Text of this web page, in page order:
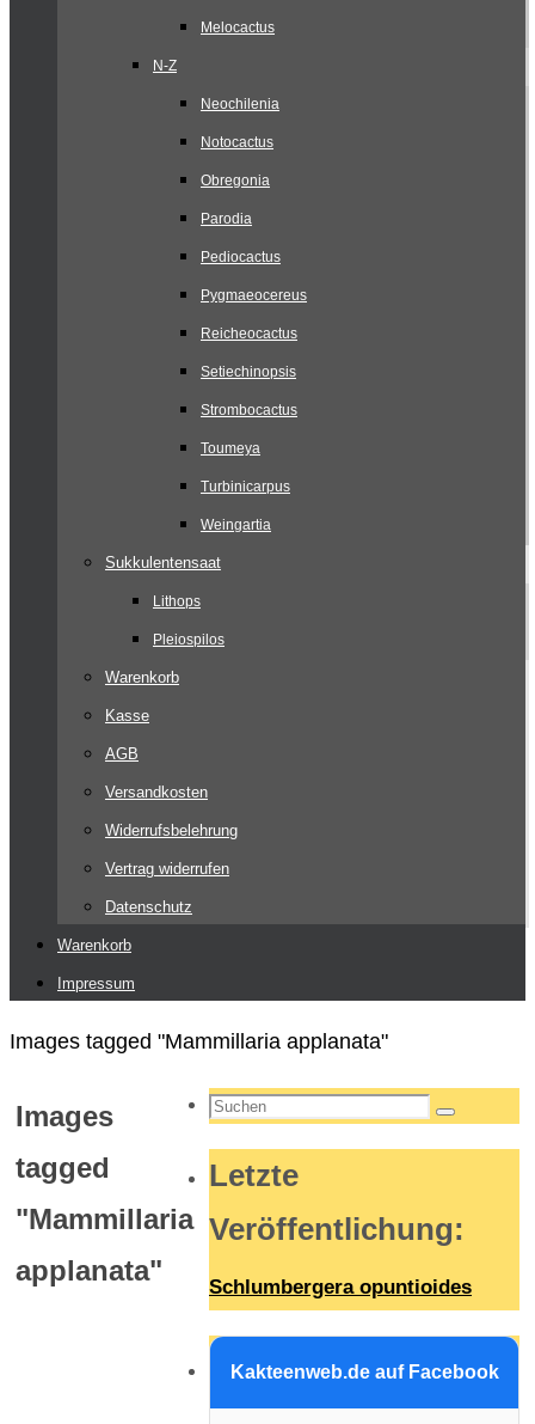
Melocactus
N-Z
Neochilenia
Notocactus
Obregonia
Parodia
Pediocactus
Pygmaeocereus
Reicheocactus
Setiechinopsis
Strombocactus
Toumeya
Turbinicarpus
Weingartia
Sukkulentensaat
Lithops
Pleiospilos
Warenkorb
Kasse
AGB
Versandkosten
Widerrufsbelehrung
Vertrag widerrufen
Datenschutz
Warenkorb
Impressum
Start
Images tagged "Mammillaria applanata"
Images
tagged
"Mammillaria
applanata"
Suchen
Suchen
Letzte
Veröffentlichung:
Schlumbergera opuntioides
Kakteenweb.de auf Facebook